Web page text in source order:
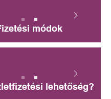
módok
lehetőség?